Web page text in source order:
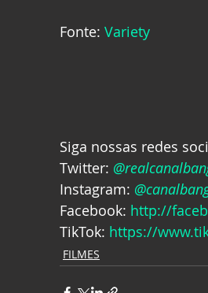
Fonte: Variety
Siga nossas redes
Twitter:
Instagram:
Facebook: http://
TikTok: https://
FILMES